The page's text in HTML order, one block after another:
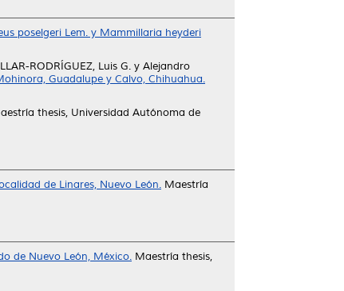
poselgeri Lem. y Mammillaria heyderi
RODRÍGUEZ, Luis G. y Alejandro
Guadalupe y Calvo, Chihuahua.
thesis, Universidad Autónoma de
de Linares, Nuevo León. Maestría
de Nuevo León, México. Maestría thesis,